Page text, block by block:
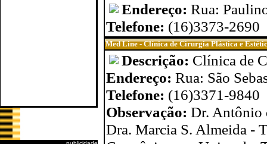
Endereço: Rua:
Telefone: (16)3373-2690
Med Line - Clínica de Cirurgia Plástica e
Descrição: Clínica de
Endereço: Rua: São
Telefone: (16)3371-9840
Observação: Dr. Antônio
Dra. Marcia S. Almeida -